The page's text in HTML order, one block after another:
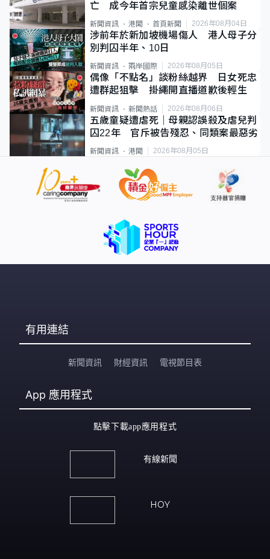
亡 成今年首宗兒童感染離世個案
新聞資訊 港聞 首頁新聞 2026年08月04日
涉前年於新加坡機場傷人 港人母子分
別判囚半年、10日
新聞資訊 兩岸國際 2026年08月05日
偶像「不點名」談粉絲越界 日女死忠
遭群起狙擊 掛繩開直播道歉後輕生
新聞資訊 新聞熱話 2026年08月06日
五歲童疑遭虐死｜母親認誤殺及虐兒判
囚22年 官斥被告殘忍、同類案最惡劣
新聞資訊 港聞 2026年08月05日
有用連結
新聞資訊 財經資訊 電視節目表
App 應用程式
點擊下載app應用程式
有線新聞
HOY